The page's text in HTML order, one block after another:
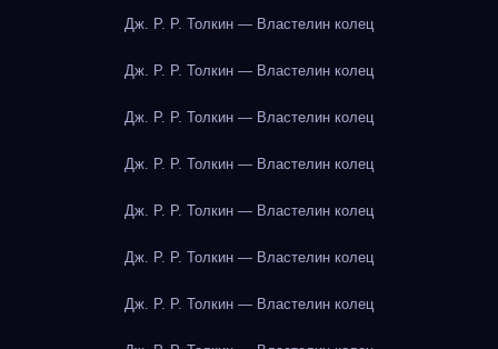
Дж. Р. Р. Толкин — Властелин колец
Дж. Р. Р. Толкин — Властелин колец
Дж. Р. Р. Толкин — Властелин колец
Дж. Р. Р. Толкин — Властелин колец
Дж. Р. Р. Толкин — Властелин колец
Дж. Р. Р. Толкин — Властелин колец
Дж. Р. Р. Толкин — Властелин колец